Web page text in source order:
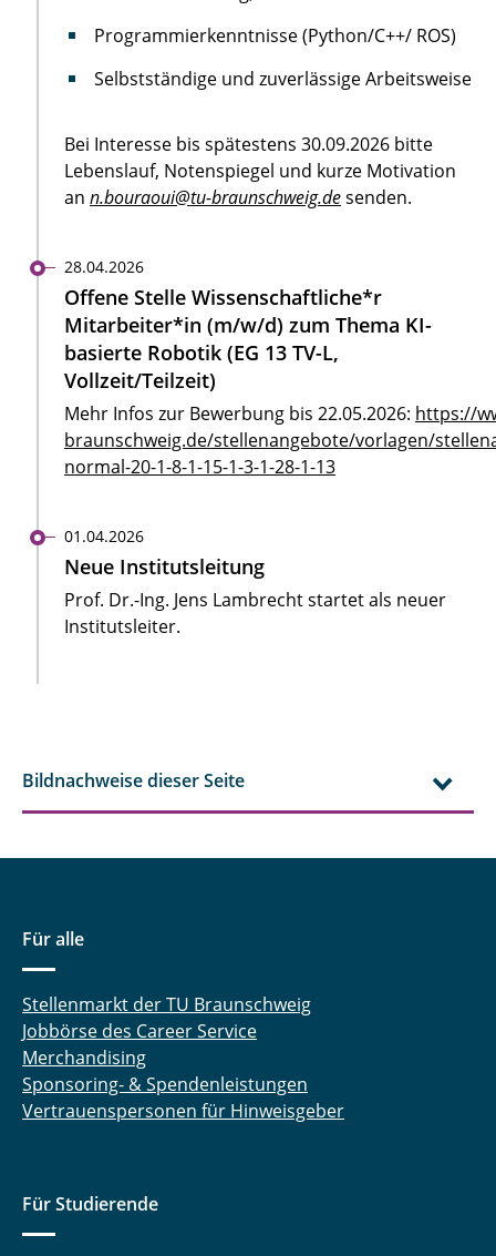
Programmierkenntnisse (Python/C++/ ROS)
Selbstständige und zuverlässige Arbeitsweise
Bei Interesse bis spätestens 30.09.2026 bitte
Lebenslauf, Notenspiegel und kurze Motivation
an n.bouraoui@tu-braunschweig.desenden.
28.04.2026
Offene Stelle Wissenschaftliche*r
Mitarbeiter*in (m/w/d) zum Thema KI-
basierte Robotik (EG 13 TV-L,
Vollzeit/Teilzeit)
Mehr Infos zur Bewerbung bis 22.05.2026: https://
braunschweig.de/stellenangebote/vorlagen/
normal-20-1-8-1-15-1-3-1-28-1-13
01.04.2026
Neue Institutsleitung
Prof. Dr.-Ing. Jens Lambrecht startet als neuer
Institutsleiter.
Bildnachweise dieser Seite
Für alle
Stellenmarkt der TU Braunschweig
Jobbörse des Career Service
Merchandising
Sponsoring- & Spendenleistungen
Vertrauenspersonen für Hinweisgeber
Für Studierende